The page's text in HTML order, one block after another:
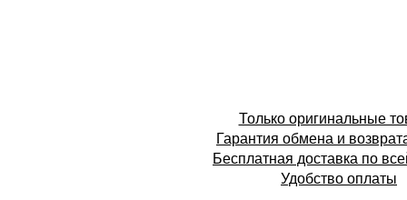
Только оригинальные
Гарантия обмена и
Бесплатная доставка по
Удобство оплаты